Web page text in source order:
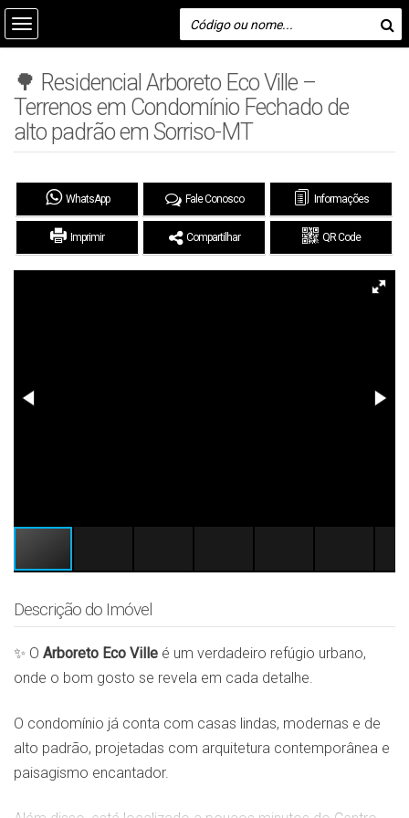
🌳 Residencial Arboreto Eco Ville –
Terrenos em Condomínio Fechado de
alto padrão em Sorriso-MT
WhatsApp Fale Conosco Informações
Imprimir Compartilhar QR Code
Descrição do Imóvel
✨ O Arboreto Eco Ville é um verdadeiro refúgio urbano,
onde o bom gosto se revela em cada detalhe.
O condomínio já conta com casas lindas, modernas e de
alto padrão, projetadas com arquitetura contemporânea e
paisagismo encantador.